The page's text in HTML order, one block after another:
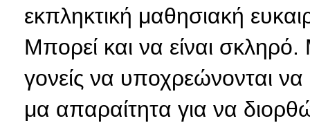
εκπληκτική μαθησιακή
Μπορεί και να είναι
γονείς να υποχρεώνονται
μα απαραίτητα για να